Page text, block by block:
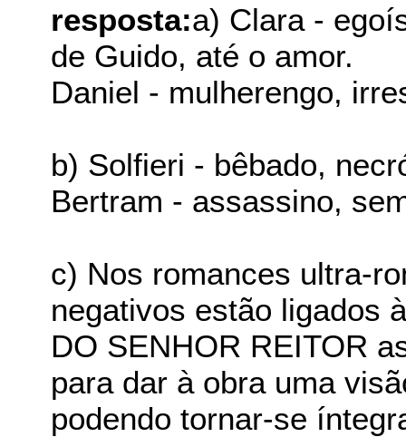
resposta:a) Clara -
de Guido, até o amor.
Daniel - mulherengo,
b) Solfieri - bêbado,
Bertram - assassino,
c) Nos romances ultra-
negativos estão ligados
DO SENHOR REITOR
para dar à obra uma
podendo tornar-se